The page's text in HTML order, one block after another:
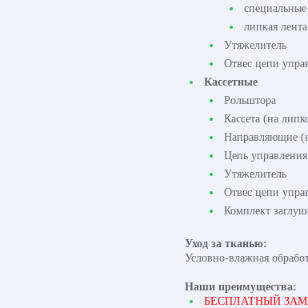
липкая лента
Утяжелитель
Отвес цепи
Кассетные
Рольштора
Кассета (на
Направляющие
Цепь управления
Утяжелитель
Отвес цепи
Комплект
Уход за тканью:
Условно-влажная
Наши преимущества:
БЕСПЛАТНЫЙ